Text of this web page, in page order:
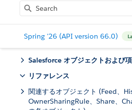
Spring '26 (API version 66.0)
Salesforce オブジェクトおよび
リファレンス
関連するオブジェクト (Feed、
OwnerSharingRule、Share、